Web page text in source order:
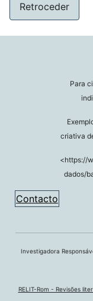
Retroceder
Para
criativa
<https://
dados/
Contacto
Investigadora
RELIT-Rom - Revisões